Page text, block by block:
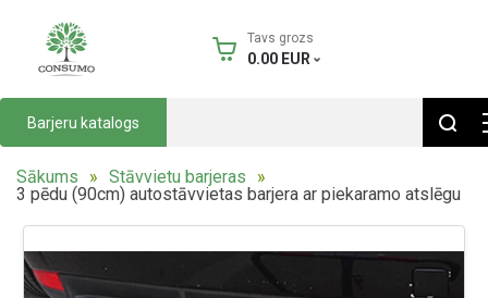
Tavs grozs
0.00 EUR
Barjeru katalogs
Sākums
Stāvvietu barjeras
3 pēdu (90cm) autostāvvietas barjera ar piekaramo atslēgu